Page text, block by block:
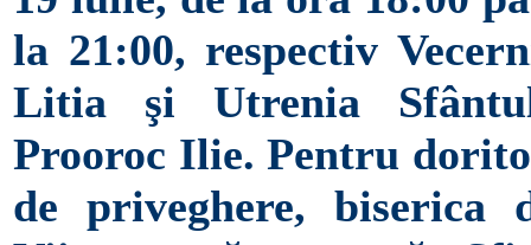
la 21:00, respectiv
Litia şi Utrenia
Prooroc Ilie. Pentru
de priveghere, biserica